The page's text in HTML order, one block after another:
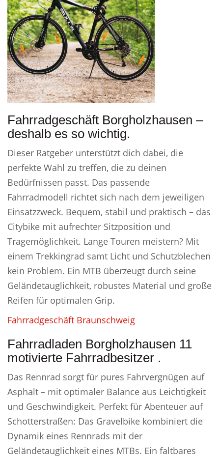
Fahrradgeschäft Borgholzhausen –
deshalb es so wichtig.
Dieser Ratgeber unterstützt dich dabei, die
perfekte Wahl zu treffen, die zu deinen
Bedürfnissen passt. Das passende
Fahrradmodell richtet sich nach dem jeweiligen
Einsatzzweck. Bequem, stabil und praktisch – das
Citybike mit aufrechter Sitzposition und
Tragemöglichkeit. Lange Touren meistern? Mit
einem Trekkingrad samt Licht und Schutzblechen
kein Problem. Ein MTB überzeugt durch seine
Geländetauglichkeit, robustes Material und große
Reifen für optimalen Grip.
Fahrradgeschäft Braunschweig
Fahrradladen Borgholzhausen 11
motivierte Fahrradbesitzer .
Das Rennrad sorgt für pures Fahrvergnügen auf
Asphalt – mit optimaler Balance aus Leichtigkeit
und Geschwindigkeit. Perfekt für Abenteuer auf
Schotterstraßen: Das Gravelbike kombiniert die
Dynamik eines Rennrads mit der
Geländetauglichkeit eines MTBs. Ein faltbares